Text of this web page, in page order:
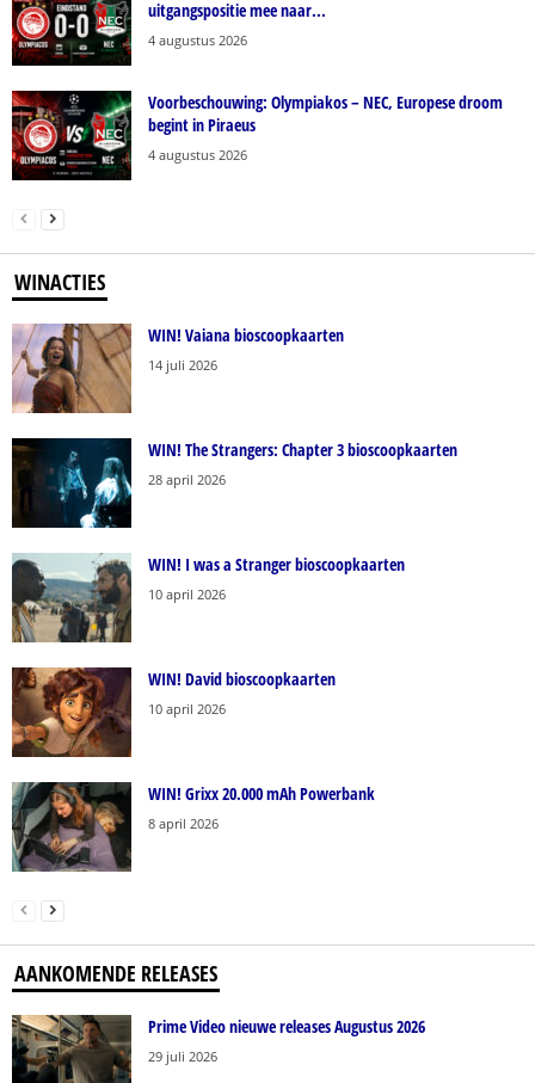
uitgangspositie mee naar...
4 augustus 2026
Voorbeschouwing: Olympiakos – NEC, Europese droom
begint in Piraeus
4 augustus 2026
WINACTIES
WIN! Vaiana bioscoopkaarten
14 juli 2026
WIN! The Strangers: Chapter 3 bioscoopkaarten
28 april 2026
WIN! I was a Stranger bioscoopkaarten
10 april 2026
WIN! David bioscoopkaarten
10 april 2026
WIN! Grixx 20.000 mAh Powerbank
8 april 2026
AANKOMENDE RELEASES
Prime Video nieuwe releases Augustus 2026
29 juli 2026